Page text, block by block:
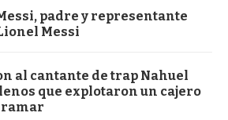
padre y representante
Messi
al cantante de trap Nahuel
que explotaron un cajero